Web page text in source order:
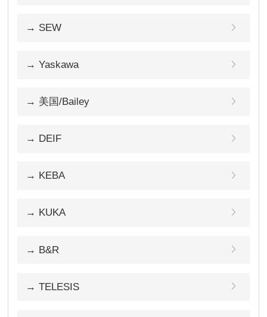
→ SEW
→ Yaskawa
→ 美国/Bailey
→ DEIF
→ KEBA
→ KUKA
→ B&R
→ TELESIS